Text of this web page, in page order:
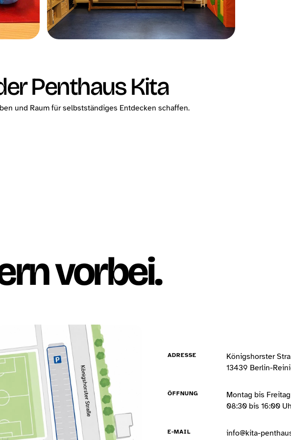
Penthaus Kita
und Raum für selbstständiges Entdecken schaffen.
vorbei.
ADRESSE
Königshorster
13439 Berlin-
ÖFFNUNG
Montag bis Freitag
08:30 bis 16:00
E-MAIL info@kita-